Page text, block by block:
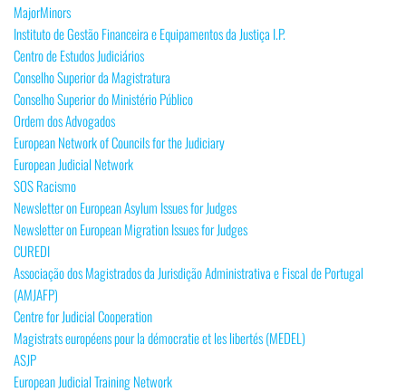
MajorMinors
Instituto de Gestão Financeira e Equipamentos da Justiça I.P.
Centro de Estudos Judiciários
Conselho Superior da Magistratura
Conselho Superior do Ministério Público
Ordem dos Advogados
European Network of Councils for the Judiciary
European Judicial Network
SOS Racismo
Newsletter on European Asylum Issues for Judges
Newsletter on European Migration Issues for Judges
CUREDI
Associação dos Magistrados da Jurisdição Administrativa e Fiscal de Portugal
(AMJAFP)
Centre for Judicial Cooperation
Magistrats européens pour la démocratie et les libertés (MEDEL)
ASJP
European Judicial Training Network